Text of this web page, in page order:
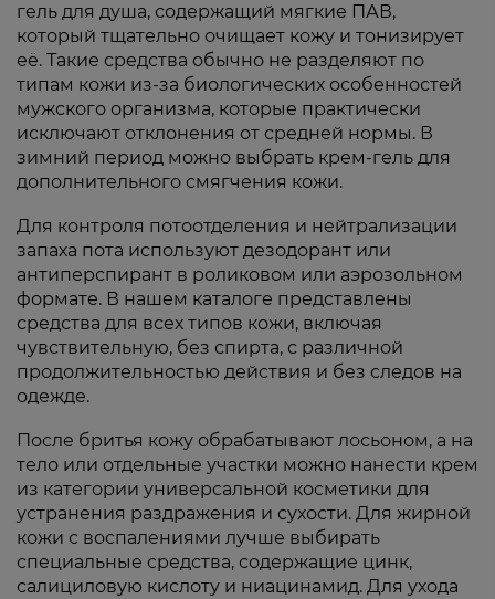
гель для душа, содержащий мягкие ПАВ,
который тщательно очищает кожу и тонизирует
её. Такие средства обычно не разделяют по
типам кожи из-за биологических особенностей
мужского организма, которые практически
исключают отклонения от средней нормы. В
зимний период можно выбрать крем-гель для
дополнительного смягчения кожи.
Для контроля потоотделения и нейтрализации
запаха пота используют дезодорант или
антиперспирант в роликовом или аэрозольном
формате. В нашем каталоге представлены
средства для всех типов кожи, включая
чувствительную, без спирта, с различной
продолжительностью действия и без следов на
одежде.
После бритья кожу обрабатывают лосьоном, а на
тело или отдельные участки можно нанести крем
из категории универсальной косметики для
устранения раздражения и сухости. Для жирной
кожи с воспалениями лучше выбирать
специальные средства, содержащие цинк,
салициловую кислоту и ниацинамид. Для ухода